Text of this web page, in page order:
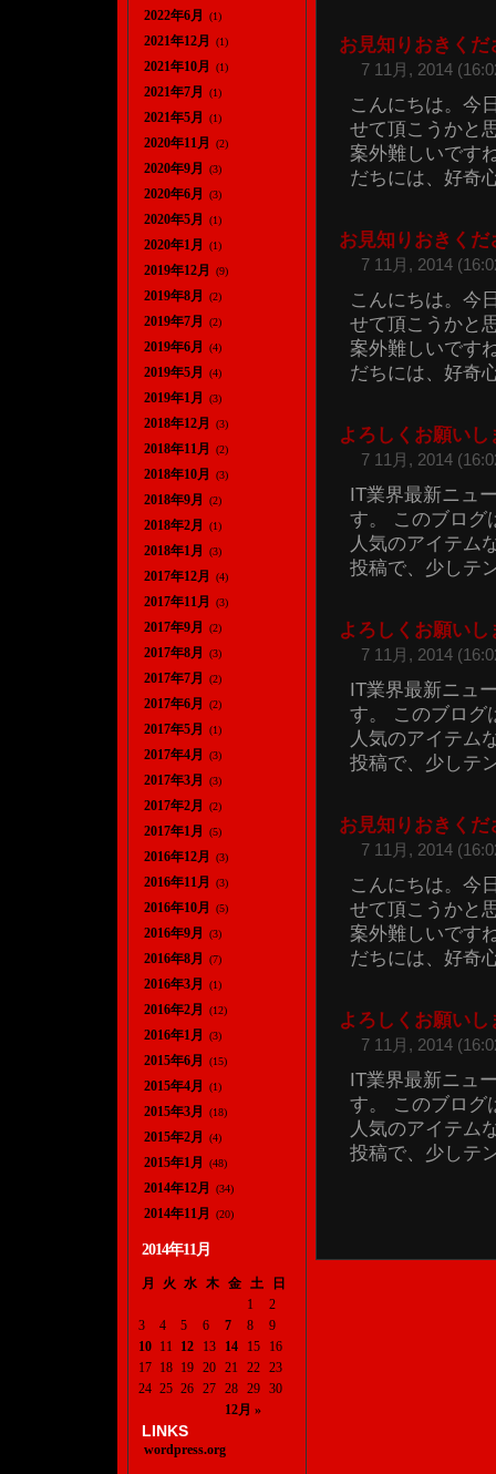
お見知りおきくだ
7 11月, 2014
こんにちは。今
せて頂こうかと
案外難しいです
だちには、好奇
お見知りおきくだ
7 11月, 2014
こんにちは。今
せて頂こうかと
案外難しいです
だちには、好奇
よろしくお願いし
7 11月, 2014
IT業界最新ニュ
す。 このブログ
人気のアイテム
投稿で、少しテ
よろしくお願いし
7 11月, 2014
IT業界最新ニュ
す。 このブログ
人気のアイテム
投稿で、少しテ
お見知りおきくだ
7 11月, 2014
こんにちは。今
せて頂こうかと
案外難しいです
だちには、好奇
よろしくお願いし
7 11月, 2014
IT業界最新ニュ
す。 このブログ
人気のアイテム
投稿で、少しテ
2022年6月 (1)
2021年12月 (1)
2021年10月 (1)
2021年7月 (1)
2021年5月 (1)
2020年11月 (2)
2020年9月 (3)
2020年6月 (3)
2020年5月 (1)
2020年1月 (1)
2019年12月 (9)
2019年8月 (2)
2019年7月 (2)
2019年6月 (4)
2019年5月 (4)
2019年1月 (3)
2018年12月 (3)
2018年11月 (2)
2018年10月 (3)
2018年9月 (2)
2018年2月 (1)
2018年1月 (3)
2017年12月 (4)
2017年11月 (3)
2017年9月 (2)
2017年8月 (3)
2017年7月 (2)
2017年6月 (2)
2017年5月 (1)
2017年4月 (3)
2017年3月 (3)
2017年2月 (2)
2017年1月 (5)
2016年12月 (3)
2016年11月 (3)
2016年10月 (5)
2016年9月 (3)
2016年8月 (7)
2016年3月 (1)
2016年2月 (12)
2016年1月 (3)
2015年6月 (15)
2015年4月 (1)
2015年3月 (18)
2015年2月 (4)
2015年1月 (48)
2014年12月 (34)
2014年11月 (20)
2014年11月
月 火 水 木 金 土 日
12月 »
1
2
3
4 5 6 7 8
9
10
11 12 13 14 15
16
17
18 19 20 21 22
23
24 25 26 27 28 29 30
LINKS
wordpress.org